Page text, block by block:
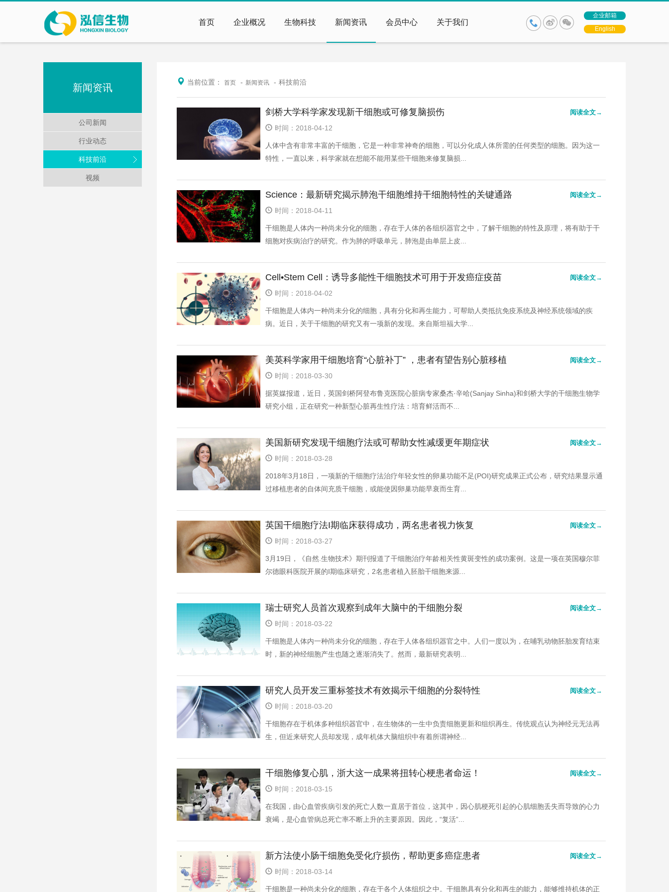
首页 企业概况 生物科技 新闻资讯 会员中心 关于我们
企业邮箱
English
新闻资讯
公司新闻
行业动态
科技前沿
视频
当前位置： 首页 新闻资讯 科技前沿
剑桥大学科学家发现新干细胞或可修复脑损伤 阅读全文→
时间：2018-04-12
人体中含有非常丰富的干细胞，它是一种非常神奇的细胞，可以分化成人体所需的任何类型的细胞。因为这一
特性，一直以来，科学家就在想能不能用某些干细胞来修复脑损...
Science：最新研究揭示肺泡干细胞维持干细胞特性的关键通路 阅读全文→
时间：2018-04-11
干细胞是人体内一种尚未分化的细胞，存在于人体的各组织器官之中，了解干细胞的特性及原理，将有助于干
细胞对疾病治疗的研究。作为肺的呼吸单元，肺泡是由单层上皮...
Cell•Stem Cell：诱导多能性干细胞技术可用于开发癌症疫苗 阅读全文→
时间：2018-04-02
干细胞是人体内一种尚未分化的细胞，具有分化和再生能力，可帮助人类抵抗免疫系统及神经系统领域的疾
病。近日，关于干细胞的研究又有一项新的发现。来自斯坦福大学...
美英科学家用干细胞培育“心脏补丁” ，患者有望告别心脏移植 阅读全文→
时间：2018-03-30
据英媒报道，近日，英国剑桥阿登布鲁克医院心脏病专家桑杰·辛哈(Sanjay Sinha)和剑桥大学的干细胞生物学
研究小组，正在研究一种新型心脏再生性疗法：培育鲜活而不...
美国新研究发现干细胞疗法或可帮助女性减缓更年期症状 阅读全文→
时间：2018-03-28
2018年3月18日，一项新的干细胞疗法治疗年轻女性的卵巢功能不足(POI)研究成果正式公布，研究结果显示通
过移植患者的自体间充质干细胞，或能使因卵巢功能早衰而生育...
英国干细胞疗法I期临床获得成功，两名患者视力恢复 阅读全文→
时间：2018-03-27
3月19日，《自然.生物技术》期刊报道了干细胞治疗年龄相关性黄斑变性的成功案例。这是一项在英国穆尔菲
尔德眼科医院开展的I期临床研究，2名患者植入胚胎干细胞来源...
瑞士研究人员首次观察到成年大脑中的干细胞分裂 阅读全文→
时间：2018-03-22
干细胞是人体内一种尚未分化的细胞，存在于人体各组织器官之中。人们一度以为，在哺乳动物胚胎发育结束
时，新的神经细胞产生也随之逐渐消失了。然而，最新研究表明...
研究人员开发三重标签技术有效揭示干细胞的分裂特性 阅读全文→
时间：2018-03-20
干细胞存在于机体多种组织器官中，在生物体的一生中负责细胞更新和组织再生。传统观点认为神经元无法再
生，但近来研究人员却发现，成年机体大脑组织中有着所谓神经...
干细胞修复心肌，浙大这一成果将扭转心梗患者命运！ 阅读全文→
时间：2018-03-15
在我国，由心血管疾病引发的死亡人数一直居于首位，这其中，因心肌梗死引起的心肌细胞丢失而导致的心力
衰竭，是心血管病总死亡率不断上升的主要原因。因此，“复活”...
新方法使小肠干细胞免受化疗损伤，帮助更多癌症患者 阅读全文→
时间：2018-03-14
干细胞是一种尚未分化的细胞，存在于各个人体组织之中。干细胞具有分化和再生的能力，能够维持机体的正